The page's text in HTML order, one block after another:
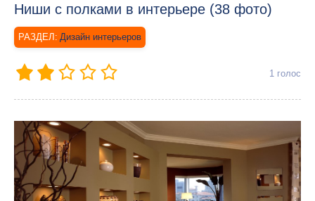
Ниши с полками в интерьере (38 фото)
Дизайн интерьеров
1 голос